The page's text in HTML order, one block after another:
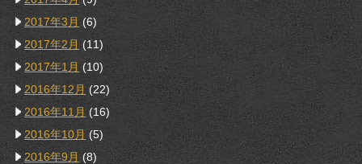
2017年3月 (6)
2017年2月 (11)
2017年1月 (10)
2016年12月 (22)
2016年11月 (16)
2016年10月 (5)
2016年9月 (8)